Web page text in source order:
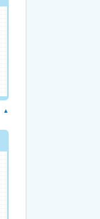
▲